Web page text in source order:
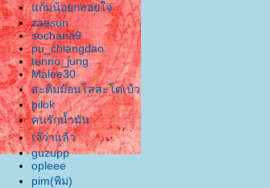
ก้มน้อยกลอยใจ
zaesun
sochana9
pu_chiangdao
tenno_jung
Malee30
สะติมม๊อนโสสะโตเบ้ว
pilok
คนรักน้ำมัน
เจ๊ว่าแล้ว
guzupp
opleee
pim(พิม)